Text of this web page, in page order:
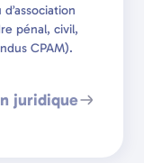
pénal, civil,
CPAM).
juridique